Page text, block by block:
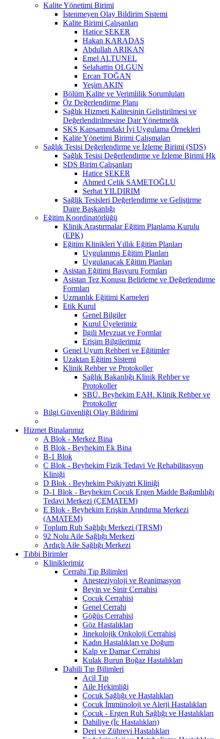
Kalite Yönetimi Birimi
İstenmeyen Olay Bildirim Sistemi
Kalite Birimi Çalışanları
Hatice ŞEKER
Hakan KARADAŞ
Abdullah ARIKAN
Emel ALTUNEL
Selahattin OLGUN
Ercan TOĞAN
Yeşim AKIN
Bölüm Kalite ve Verimlilik Sorumluları
Öz Değerlendirme Planı
Sağlık Hizmeti Kalitesinin Geliştirilmesi ve
Değerlendirilmesine Dair Yönetmelik
SKS Kapsamındaki İyi Uygulama Örnekleri
Kalite Yönetimi Birimi Çalışmaları
Sağlık Tesisi Değerlendirme ve İzleme Birimi (SDS)
Sağlık Tesisi Değerlendirme ve İzleme Birimi Hk
SDS Birim Çalışanları
Hatice ŞEKER
Ahmed Çelik SAMETOĞLU
Serhat YILDIRIM
Sağlik Tesisleri Değerlendirme ve Geliştirme
Daire Başkanlığı
Eğitim Koordinatörlüğü
Klinik Araştırmalar Eğitim Planlama Kurulu
(EPK)
Eğitim Klinikleri Yıllık Eğitim Planları
Uygulanmış Eğitim Planları
Uygulanacak Eğitim Planları
Asistan Eğitimi Başvuru Formları
Asistan Tez Konusu Belirleme ve Değerlendirme
Formları
Uzmanlık Eğitimi Karneleri
Etik Kurul
Genel Bilgiler
Kurul Üyelerimiz
İlgili Mevzuat ve Formlar
Erişim Bilgilerimiz
Genel Uyum Rehberi ve Eğitimler
Uzaktan Eğitim Sistemi
Klinik Rehber ve Protokoller
Sağlık Bakanlığı Klinik Rehber ve
Protokoller
SBÜ. Beyhekim EAH. Klinik Rehber ve
Protokoller
Bilgi Güvenliği Olay Bildirimi
Hizmet Binalarımız
A Blok - Merkez Bina
B Blok - Beyhekim Ek Bina
B-1 Blok
C Blok - Beyhekim Fizik Tedavi Ve Rehabilitasyon
Kliniği
D Blok - Beyhekim Psikiyatri Kliniği
D-1 Blok - Beyhekim Çocuk Ergen Madde Bağımlılığı
Tedavi Merkezi (ÇEMATEM)
E Blok - Beyhekim Erişkin Arındırma Merkezi
(AMATEM)
Toplum Ruh Sağlığı Merkezi (TRSM)
92 Nolu Aile Sağlığı Merkezi
Ardıçlı Aile Sağlığı Merkezi
Tıbbi Birimler
Kliniklerimiz
Cerrahi Tıp Bilimleri
Anesteziyoloji ve Reanimasyon
Beyin ve Sinir Cerrahisi
Çocuk Cerrahisi
Genel Cerrahi
Göğüs Cerrahisi
Göz Hastalıkları
Jinekolojik Onkoloji Cerrahisi
Kadın Hastalıkları ve Doğum
Kalp ve Damar Cerrahisi
Kulak Burun Boğaz Hastalıkları
Dahili Tıp Bilimleri
Acil Tıp
Aile Hekimliği
Çocuk Sağlığı ve Hastalıkları
Çocuk İmmünoloji ve Alerji Hastalıkları
Çocuk - Ergen Ruh Sağlığı ve Hastalıkları
Dahiliye (İç Hastalıkları)
Deri ve Zührevi Hastalıkları